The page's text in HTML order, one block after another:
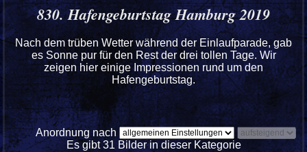
830. Hafengeburtstag Hamburg 2019
Nach dem trüben Wetter während der Einlaufparade, gab
es Sonne pur für den Rest der drei tollen Tage. Wir
zeigen hier einige Impressionen rund um den
Hafengeburtstag.
Anordnung nach
Es gibt 31 Bilder in dieser Kategorie